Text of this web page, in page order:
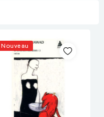
Nouveau